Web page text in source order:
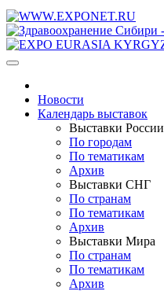
Новости
Календарь выставок
Выставки России
По городам
По тематикам
Архив
Выставки СНГ
По странам
По тематикам
Архив
Выставки Мира
По странам
По тематикам
Архив